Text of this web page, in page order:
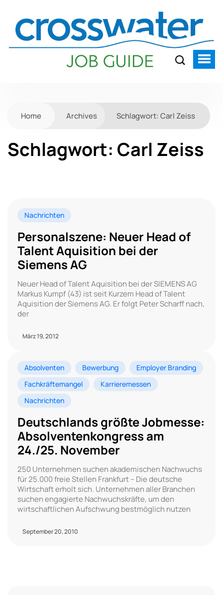
Home Archives Schlagwort: Carl Zeiss
Schlagwort: Carl Zeiss
Nachrichten
Personalszene: Neuer Head of
Talent Aquisition bei der
Siemens AG
Neuer Head of Talent Aquisition bei der SIEMENS AG
Markus Kumpf (43) ist seit Kurzem Head of Talent
Aquisition der Siemens AG. Er folgt Peter Scharff nach,
der
März 19, 2012
Absolventen Bewerbung
Employer Branding
Fachkräftemangel
Karrieremessen
Nachrichten
Deutschlands größte Jobmesse:
Absolventenkongress am
24./25. November
250 Unternehmen suchen akademischen Nachwuchs
für 25.000 freie Stellen Frankfurt – Die deutsche
Wirtschaft erholt sich. Unternehmen aller Branchen
suchen engagierte Nachwuchskräfte, um den
wirtschaftlichen Aufschwung bestmöglich nutzen
September 20, 2010